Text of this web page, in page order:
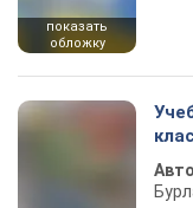
показать
обложку